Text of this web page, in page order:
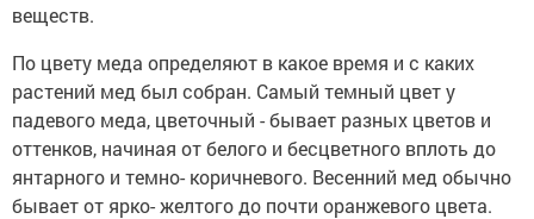
веществ.
По цвету меда определяют в какое время и с каких
растений мед был собран. Самый темный цвет у
падевого меда, цветочный - бывает разных цветов и
оттенков, начиная от белого и бесцветного вплоть до
янтарного и темно- коричневого. Весенний мед обычно
бывает от ярко- желтого до почти оранжевого цвета.